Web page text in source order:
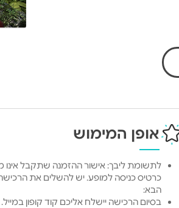
אופן המימוש
לתשומת ליבך: אישור ההזמנה שתקבל אינו
כרטיס כניסה למופע. יש להשלים את
הבא:
בסיום הרכישה יישלח אליכם קוד קופון במייל.